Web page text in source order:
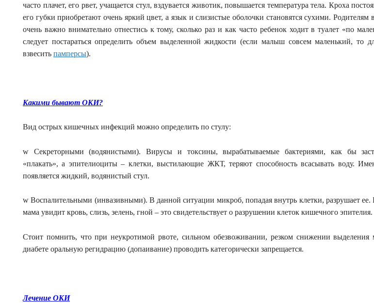
часто плачет, его рвет, учащается стул, вздувается животик, повышается температура тела. Кроха
его губки приобретают очень яркий цвет, а язык и слизистые оболочки становятся сухими. Родителям
очень важно внимательно отнестись к тому, сколько раз и как часто ребенок ходит в туалет «по
следует постараться определить объем выделенной жидкости (если малыш совсем маленький, то
взвесить памперсы).
Какими бывают ОКИ?
Вид острых кишечных инфекций можно определить по стулу:
w Секреторными (водянистыми). Вирусы и токсины, вырабатываемые бактериями, как бы
«плакать», а эпителиоциты – клетки, выстилающие ЖКТ, теряют способность всасывать воду.
появляется жидкий, водянистый стул.
w Воспалительными (инвазивными). В данной ситуации микроб, попадая внутрь клетки, разрушает ее.
мама увидит кровь, слизь, зелень, гной – это свидетельствует о разрушении клеток кишечного эпителия.
Стоит помнить, что при неукротимой рвоте, сильном обезвоживании, резком снижении выделения
диабете оральную регидрацию (допаивание) проводить категорически запрещается.
Лечение ОКИ